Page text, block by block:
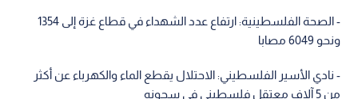
- الصحة الفلسطينية: ارتفاع عدد الشهداء في قطاع غزة إلى 1354
ونحو 6049 مصابا
- نادي الأسير الفلسطيني: الاحتلال يقطع الماء والكهرباء عن أكثر
من 5 آلاف معتقل فلسطيني في سجونه